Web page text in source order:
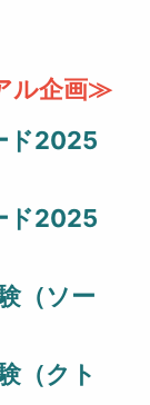
ル企画≫
ド2025
ド2025
（ソー
（クト